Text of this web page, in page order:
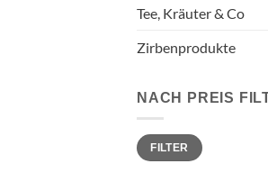
Tee, Kräuter & Co
Zirbenprodukte
NACH PREIS
Min.
Preis
Max.
PreisFILTER